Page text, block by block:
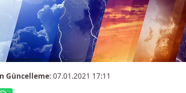
Güncelleme:07.01.2021 17:11